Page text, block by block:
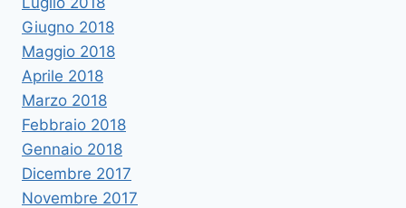
Giugno 2018
Maggio 2018
Aprile 2018
Marzo 2018
Febbraio 2018
Gennaio 2018
Dicembre 2017
Novembre 2017